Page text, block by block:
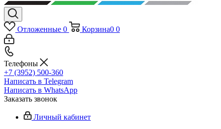
Отложенные 0 Корзина0 0
Телефоны
+7 (3952) 500-360
Написать в Telegram
Написать в WhatsApp
Заказать звонок
Личный кабинет